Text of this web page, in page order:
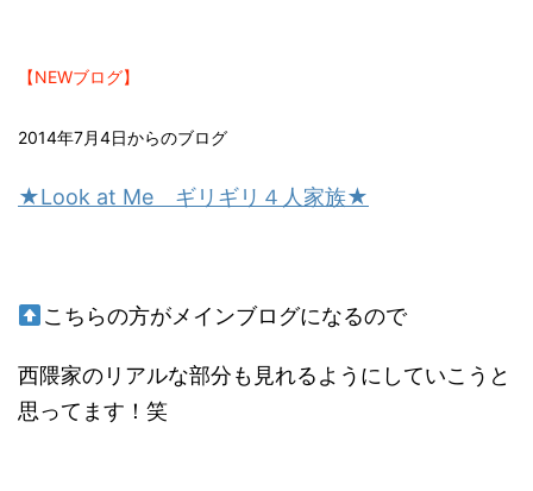
【NEWブログ】
2014年7月4日からのブログ
★Look at Me ギリギリ４人家族★
こちらの方がメインブログになるので
西隈家のリアルな部分も見れるようにしていこうと
思ってます！笑